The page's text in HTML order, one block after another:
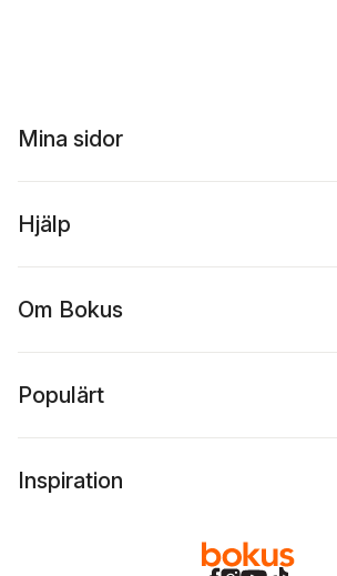
Mina sidor
Hjälp
Om Bokus
Populärt
Inspiration